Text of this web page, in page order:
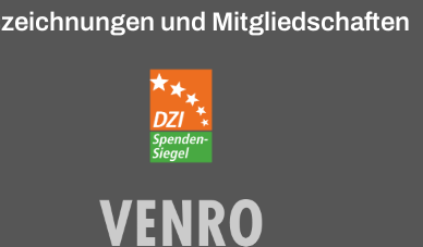
und Mitgliedschaften